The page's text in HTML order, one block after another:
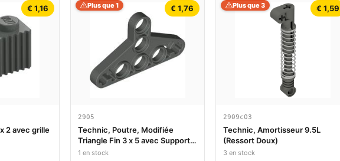
€ 1,16
2 avec grille
€ 1,76
Plus que 1
2905
Technic, Poutre, Modifiée
Triangle Fin 3 x 5 avec Supports
Complets
1 en stock
€ 1,59
Plus que 3
2909c03
Technic, Amortisseur 9.5L
(Ressort Doux)
3 en stock